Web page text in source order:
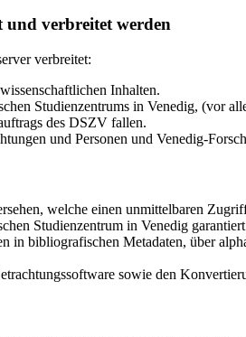
und verbreitet werden
verbreitet:
Inhalten.
Studienzentrums in Venedig, (vor
des DSZV fallen.
und Personen und Venedig-
welche einen unmittelbaren
Studienzentrum in Venedig
bibliografischen Metadaten, über
sowie den